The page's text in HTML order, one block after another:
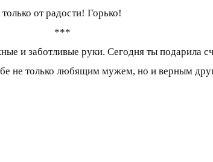
только от радости! Горько!
***
и заботливые руки. Сегодня ты подарила
не только любящим мужем, но и верным